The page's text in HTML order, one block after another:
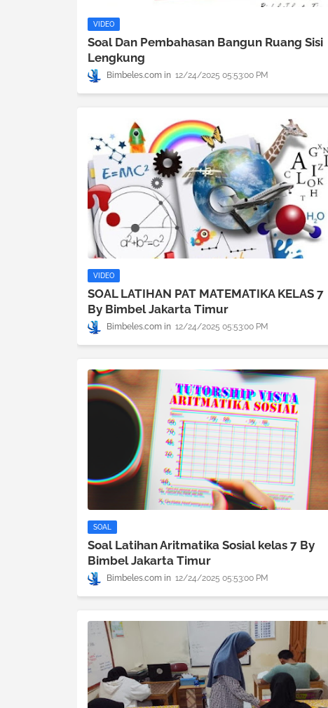
VIDEO
Soal Dan Pembahasan Bangun Ruang Sisi
Lengkung
Bimbeles.com 12/24/2025 05:53:00 PM
VIDEO
SOAL LATIHAN PAT MATEMATIKA KELAS 7
By Bimbel Jakarta Timur
Bimbeles.com 12/24/2025 05:53:00 PM
SOAL
Soal Latihan Aritmatika Sosial kelas 7 By
Bimbel Jakarta Timur
Bimbeles.com 12/24/2025 05:53:00 PM